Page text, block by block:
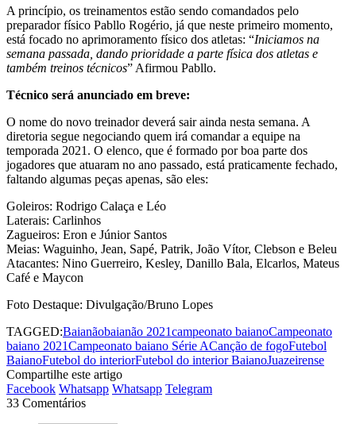
A princípio, os treinamentos estão sendo comandados pelo
preparador físico Pabllo Rogério, já que neste primeiro momento,
está focado no aprimoramento físico dos atletas: “Iniciamos na
semana passada, dando prioridade a parte física dos atletas e
também treinos técnicos” Afirmou Pabllo.
Técnico será anunciado em breve:
O nome do novo treinador deverá sair ainda nesta semana. A
diretoria segue negociando quem irá comandar a equipe na
temporada 2021. O elenco, que é formado por boa parte dos
jogadores que atuaram no ano passado, está praticamente fechado,
faltando algumas peças apenas, são eles:
Goleiros: Rodrigo Calaça e Léo
Laterais: Carlinhos
Zagueiros: Eron e Júnior Santos
Meias: Waguinho, Jean, Sapé, Patrik, João Vítor, Clebson e Beleu
Atacantes: Nino Guerreiro, Kesley, Danillo Bala, Elcarlos, Mateus
Café e Maycon
Foto Destaque: Divulgação/Bruno Lopes
TAGGED:Baianãobaianão 2021campeonato baianoCampeonato
baiano 2021Campeonato baiano Série ACanção de fogoFutebol
BaianoFutebol do interiorFutebol do interior BaianoJuazeirense
Compartilhe este artigo
Facebook Whatsapp Whatsapp Telegram
33 Comentários